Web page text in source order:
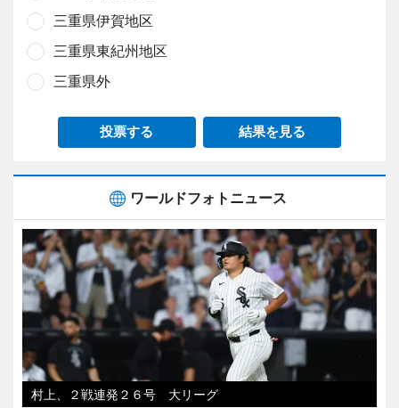
三重県伊賀地区
三重県東紀州地区
三重県外
投票する 結果を見る
ワールドフォトニュース
村上、２戦連発２６号 大リーグ